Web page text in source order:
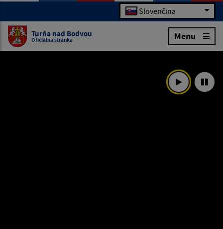
Slovenčina
Turňa nad Bodvou
Oficiálna stránka Menu